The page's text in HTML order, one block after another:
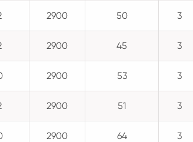
2900 50 3
2900 45 3
2900 53 3
2900 51 3
2900 64 3